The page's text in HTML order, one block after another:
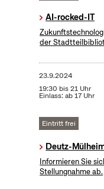
AI-rocked-IT
der
23.9.2024
19:30 bis 21 Uhr
Einlass: ab 17 Uhr
Eintritt frei
Deutz-
Informieren Sie
Stellungnahme ab.